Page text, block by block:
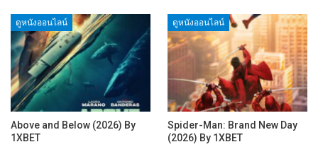
ดูหนังออนไลน์
Above and Below (2026) By
1XBET
ดูหนังออนไลน์
Spider-Man: Brand New Day
(2026) By 1XBET